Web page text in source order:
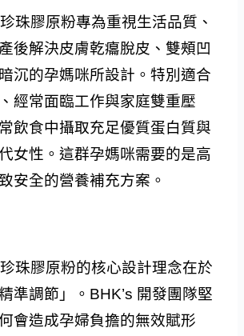
珠膠原粉專為重視生活品質、
後解決皮膚乾癟脫皮、雙頰凹
沉的孕媽咪所設計。特別適合
經常面臨工作與家庭雙重壓
飲食中攝取充足優質蛋白質與
女性。這群孕媽咪需要的是高
安全的營養補充方案。
珠膠原粉的核心設計理念在於
準調節」。BHK’s 開發團隊堅
會造成孕婦負擔的無效賦形